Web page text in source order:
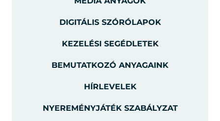
DIGITÁLIS SZÓRÓLAPOK
KEZELÉSI SEGÉDLETEK
BEMUTATKOZÓ ANYAGAINK
HÍRLEVELEK
NYEREMÉNYJÁTÉK SZABÁLYZAT